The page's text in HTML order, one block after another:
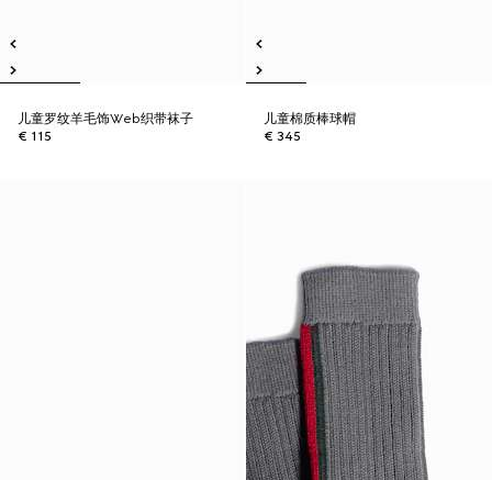
儿童罗纹羊毛饰Web织带袜子
€ 115
儿童棉质棒球帽
€ 345